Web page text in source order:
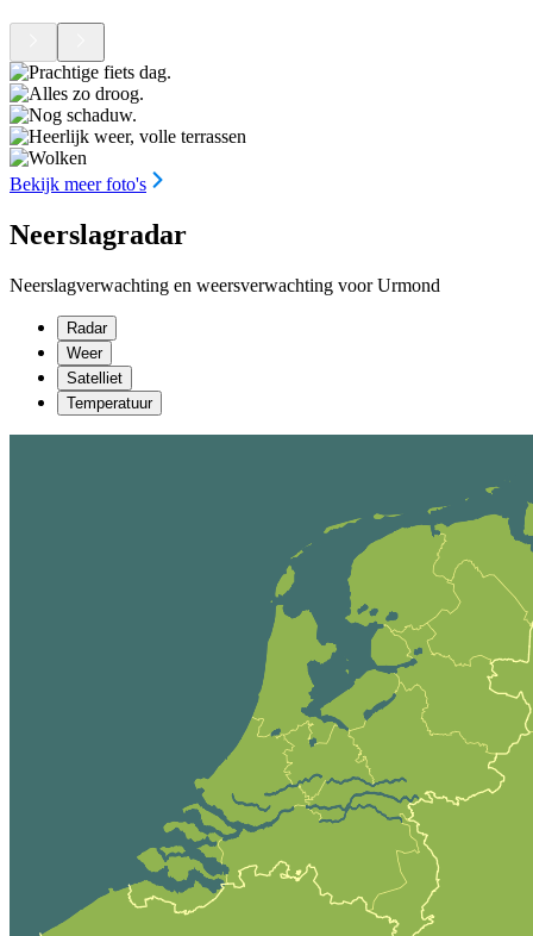
Bekijk meer foto's
Neerslagradar
Neerslagverwachting en weersverwachting voor Urmond
Radar
Weer
Satelliet
Temperatuur